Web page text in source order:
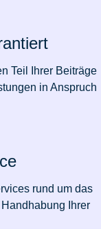
Teil Ihrer Beiträge
in Anspruch
rund um das
Ihrer